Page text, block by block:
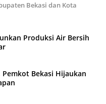
Bekasi dan Kota
Produksi Air Bersih
Pemkot Bekasi Hijaukan